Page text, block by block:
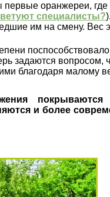
оранжереи,
специалисты?
им на смену. Вес
задаются вопросом,
благодаря малому
покрываются
и более